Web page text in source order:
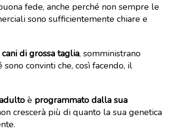
fede, anche perché non sempre le
sono sufficientemente chiare e
cani di grossa taglia, somministrano
convinti che, così facendo, il
è programmato dalla sua
crescerà più di quanto la sua genetica